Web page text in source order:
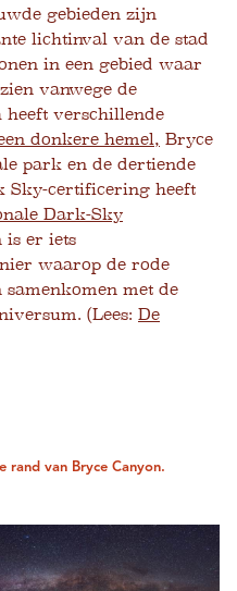
gebieden zijn
lichtinval van de stad
in een gebied waar
vanwege de
verschillende
donkere hemel, Bryce
park en de dertiende
Sky-certificering heeft
Dark-Sky
is er iets
waarop de rode
met de
(Lees: De
rand van Bryce Canyon.